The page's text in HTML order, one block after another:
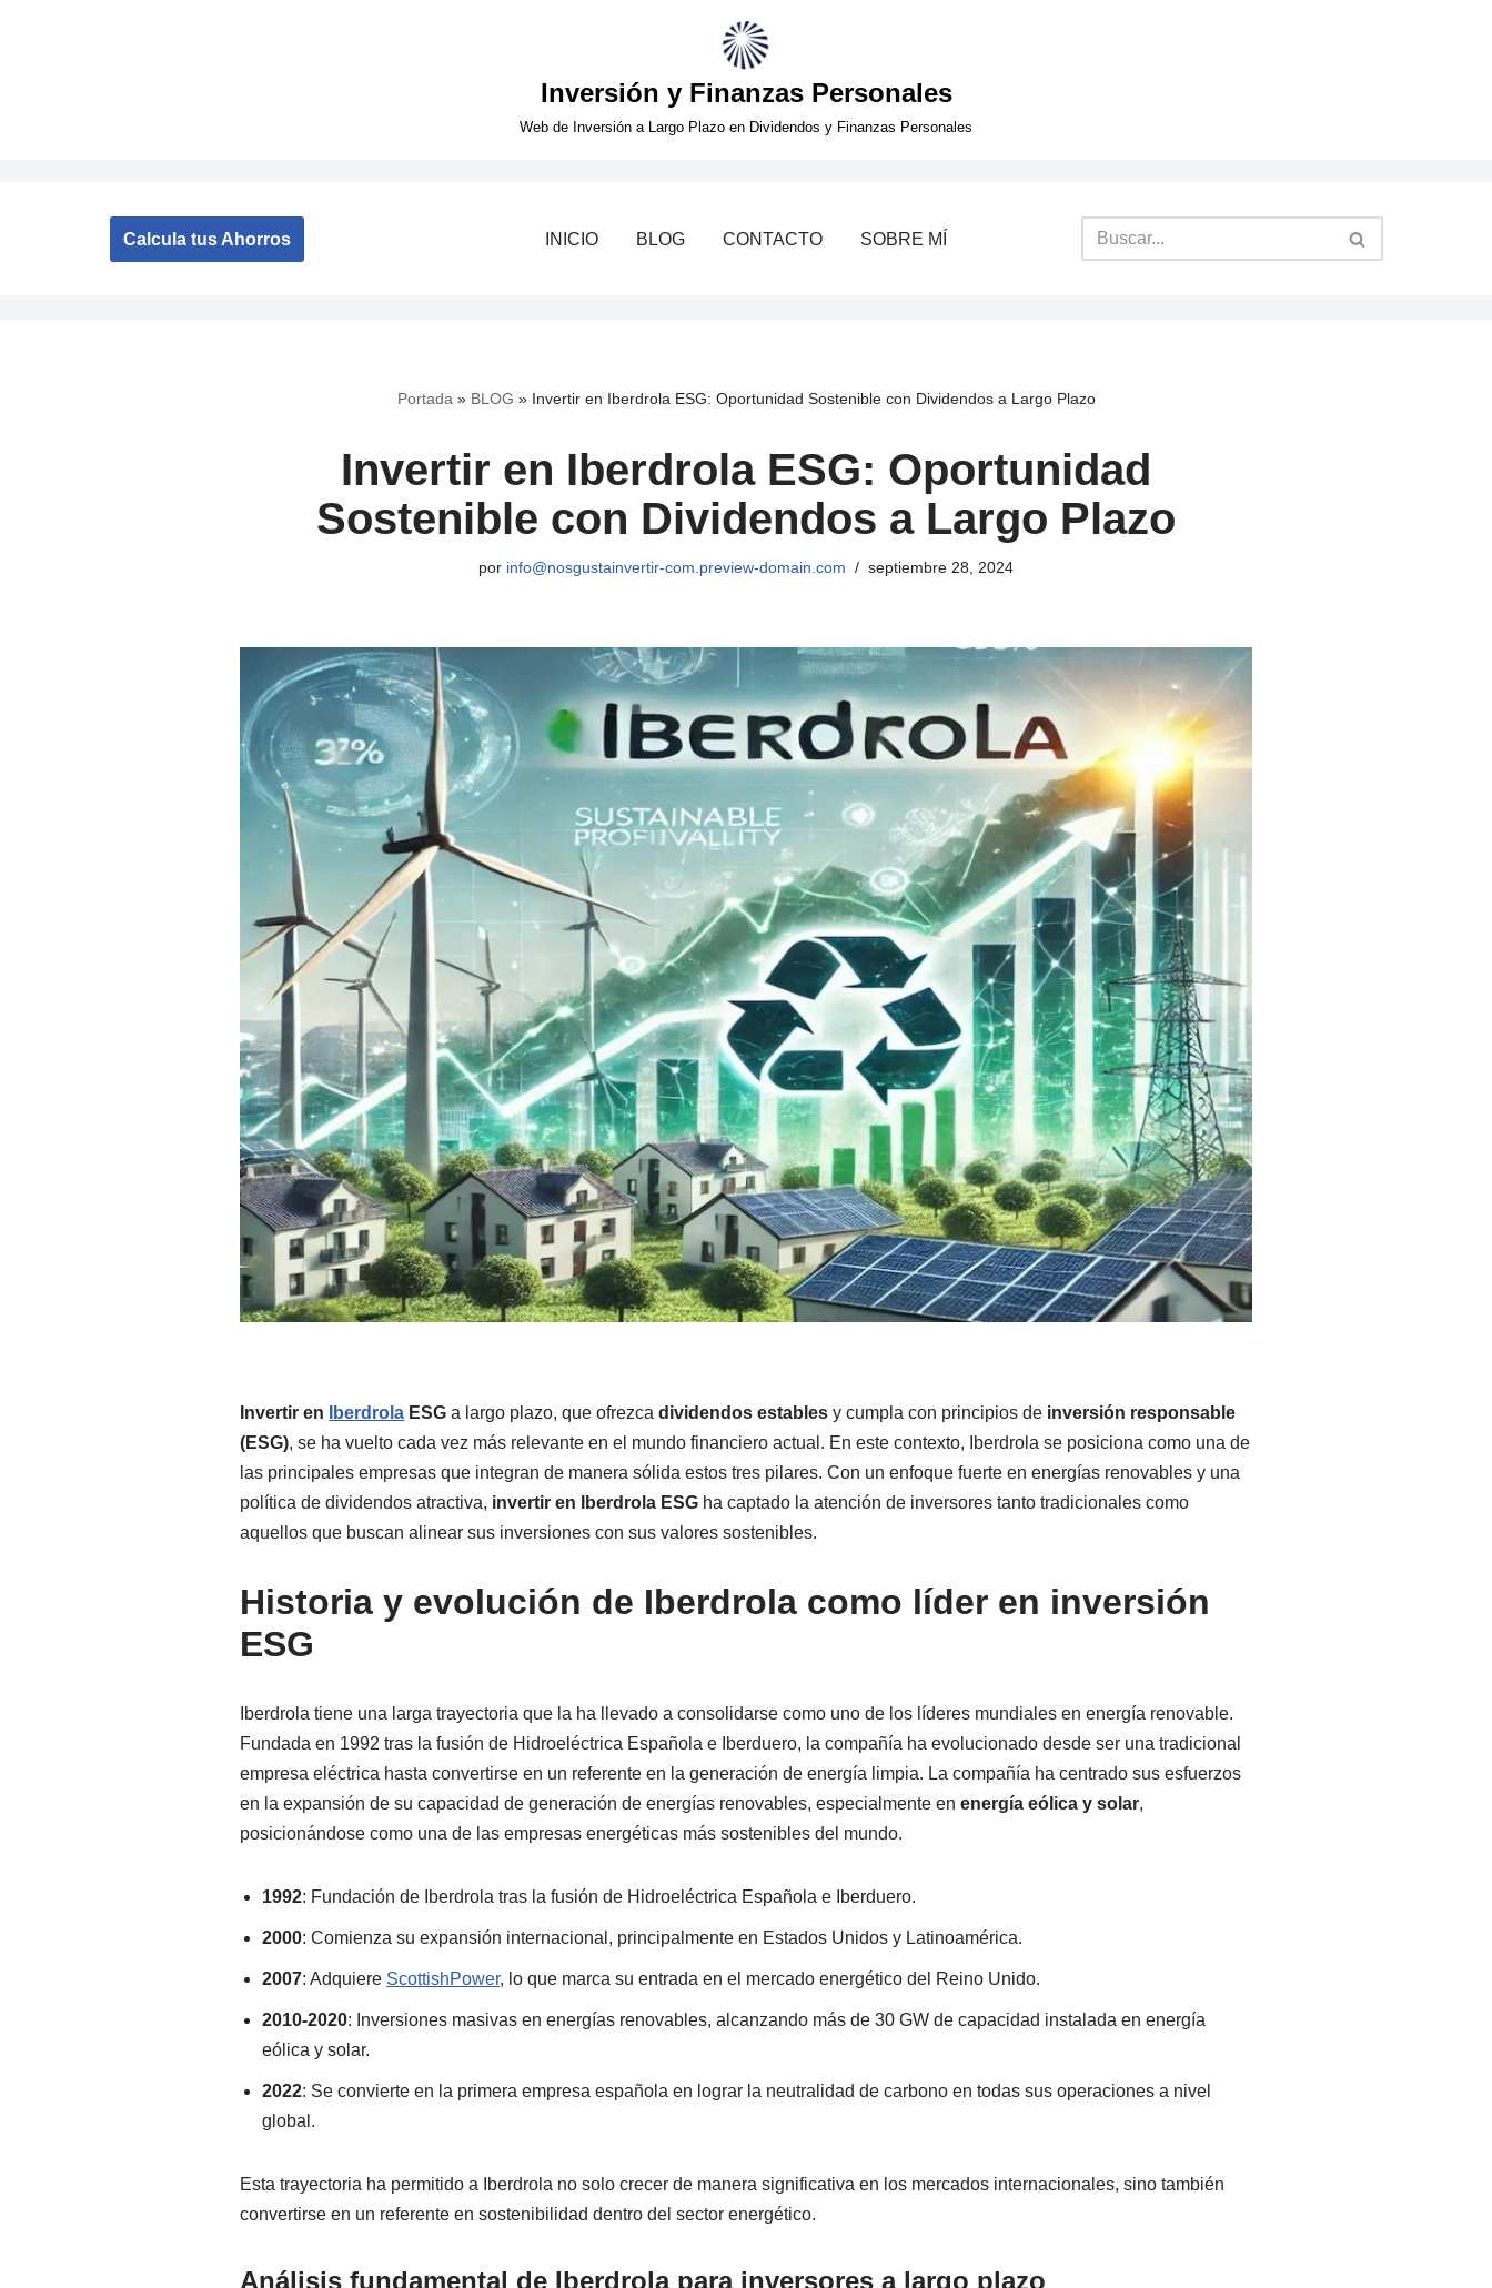
Inversión y Finanzas Personales
Web de Inversión a Largo Plazo en Dividendos y Finanzas Personales
Calcula tus Ahorros INICIO BLOG CONTACTO SOBRE MÍ
Portada » BLOG » Invertir en Iberdrola ESG: Oportunidad Sostenible con Dividendos a Largo Plazo
Invertir en Iberdrola ESG: Oportunidad
Sostenible con Dividendos a Largo Plazo
por info@nosgustainvertir-com.preview-domain.com septiembre 28, 2024
Invertir en Iberdrola ESG a largo plazo, que ofrezcadividendos estables y cumpla con principios de inversión responsable
(ESG), se ha vuelto cada vez más relevante en el mundo financiero actual. En este contexto, Iberdrola se posiciona como una de
las principales empresas que integran de manera sólida estos tres pilares. Con un enfoque fuerte en energías renovables y una
política de dividendos atractiva, invertir en Iberdrola ESG ha captado la atención de inversores tanto tradicionales como
aquellos que buscan alinear sus inversiones con sus valores sostenibles.
Historia y evolución de Iberdrola como líder en inversión
ESG
Iberdrola tiene una larga trayectoria que la ha llevado a consolidarse como uno de los líderes mundiales en energía renovable.
Fundada en 1992 tras la fusión de Hidroeléctrica Española e Iberduero, la compañía ha evolucionado desde ser una tradicional
empresa eléctrica hasta convertirse en un referente en la generación de energía limpia. La compañía ha centrado sus esfuerzos
en la expansión de su capacidad de generación de energías renovables, especialmente enenergía eólica y solar,
posicionándose como una de las empresas energéticas más sostenibles del mundo.
1992: Fundación de Iberdrola tras la fusión de Hidroeléctrica Española e Iberduero.
2000: Comienza su expansión internacional, principalmente en Estados Unidos y Latinoamérica.
2007: Adquiere ScottishPower, lo que marca su entrada en el mercado energético del Reino Unido.
2010-2020: Inversiones masivas en energías renovables, alcanzando más de 30 GW de capacidad instalada en energía
eólica y solar.
2022: Se convierte en la primera empresa española en lograr la neutralidad de carbono en todas sus operaciones a nivel
global.
Esta trayectoria ha permitido a Iberdrola no solo crecer de manera significativa en los mercados internacionales, sino también
convertirse en un referente en sostenibilidad dentro del sector energético.
Análisis fundamental de Iberdrola para inversores a largo plazo